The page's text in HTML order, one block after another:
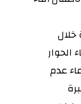
خلال
الحوار
عدم